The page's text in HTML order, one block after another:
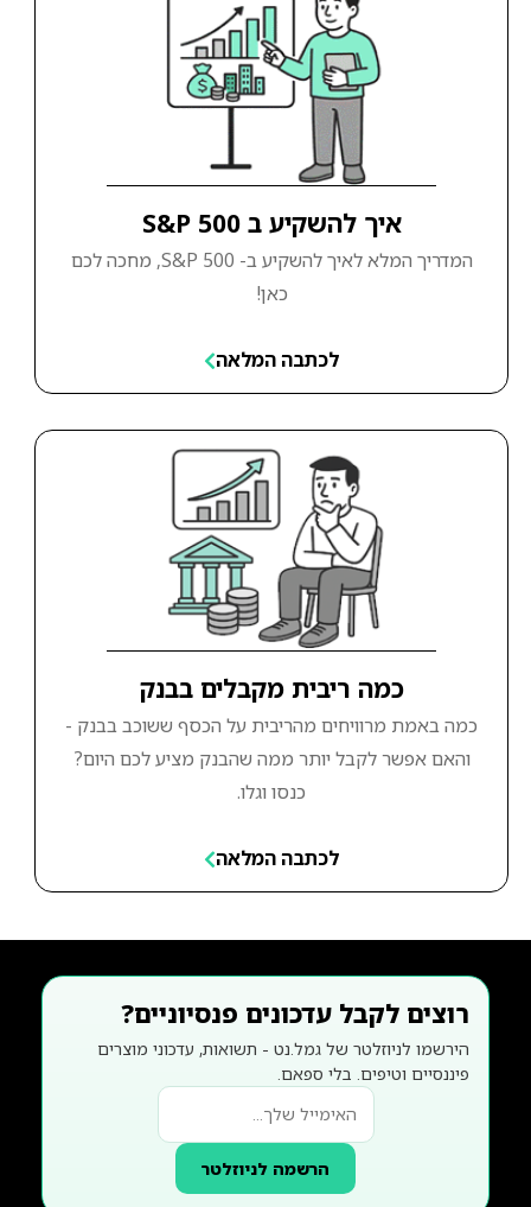
איך להשקיע ב S&P 500
המדריך המלא לאיך להשקיע ב- S&P 500, מחכה לכם
כאן!
לכתבה המלאה
כמה ריבית מקבלים בבנק
כמה באמת מרוויחים מהריבית על הכסף ששוכב בבנק -
והאם אפשר לקבל יותר ממה שהבנק מציע לכם היום?
כנסו וגלו.
לכתבה המלאה
רוצים לקבל עדכונים פנסיוניים?
הירשמו לניוזלטר של גמל.נט - תשואות, עדכוני מוצרים
פיננסיים וטיפים. בלי ספאם.
הרשמה לניוזלטר